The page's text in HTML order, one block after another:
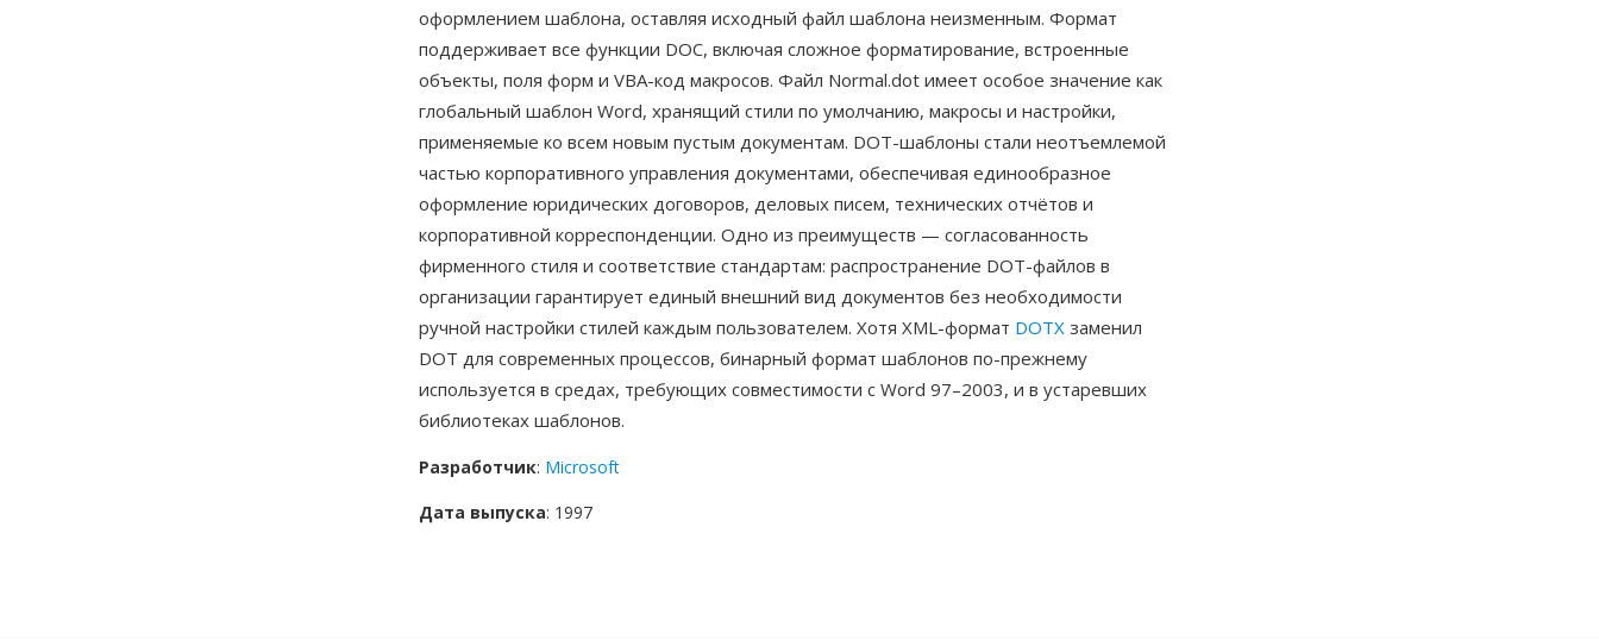
оформлением шаблона, оставляя исходный файл шаблона неизменным. Формат
поддерживает все функции DOC, включая сложное форматирование, встроенные
объекты, поля форм и VBA-код макросов. Файл Normal.dot имеет особое значение как
глобальный шаблон Word, хранящий стили по умолчанию, макросы и настройки,
применяемые ко всем новым пустым документам. DOT-шаблоны стали неотъемлемой
частью корпоративного управления документами, обеспечивая единообразное
оформление юридических договоров, деловых писем, технических отчётов и
корпоративной корреспонденции. Одно из преимуществ — согласованность
фирменного стиля и соответствие стандартам: распространение DOT-файлов в
организации гарантирует единый внешний вид документов без необходимости
ручной настройки стилей каждым пользователем. Хотя XML-формат DOTX заменил
DOT для современных процессов, бинарный формат шаблонов по-прежнему
используется в средах, требующих совместимости с Word 97–2003, и в устаревших
библиотеках шаблонов.
Разработчик: Microsoft
Дата выпуска: 1997